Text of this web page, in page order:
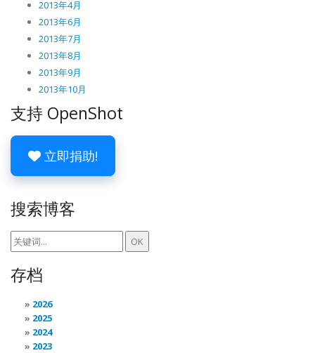
2013年4月
2013年6月
2013年7月
2013年8月
2013年9月
2013年10月
支持 OpenShot
立即捐助!
搜索博客
存档
2026
2025
2024
2023